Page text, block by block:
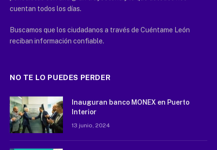
cuentan todos los días.
Buscamos que los ciudadanos a través de Cuéntame León
reciban información confiable.
NO TE LO PUEDES PERDER
Inauguran banco MONEX en Puerto
Interior
13 junio, 2024